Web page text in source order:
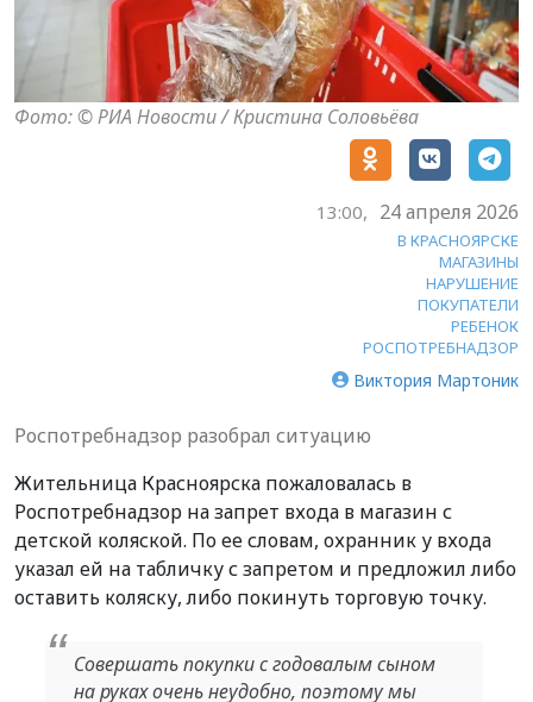
Фото: © РИА Новости / Кристина Соловьёва
13:00, 24 апреля 2026
В КРАСНОЯРСКЕ
МАГАЗИНЫ
НАРУШЕНИЕ
ПОКУПАТЕЛИ
РЕБЕНОК
РОСПОТРЕБНАДЗОР
Виктория Мартоник
Роспотребнадзор разобрал ситуацию
Жительница Красноярска пожаловалась в
Роспотребнадзор на запрет входа в магазин с
детской коляской. По ее словам, охранник у входа
указал ей на табличку с запретом и предложил либо
оставить коляску, либо покинуть торговую точку.
Совершать покупки с годовалым сыном
на руках очень неудобно, поэтому мы